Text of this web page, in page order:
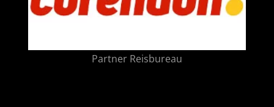
Partner Reisbureau